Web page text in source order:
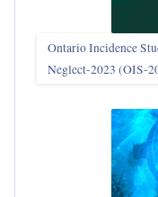
Ontario Incidence
Neglect-2023